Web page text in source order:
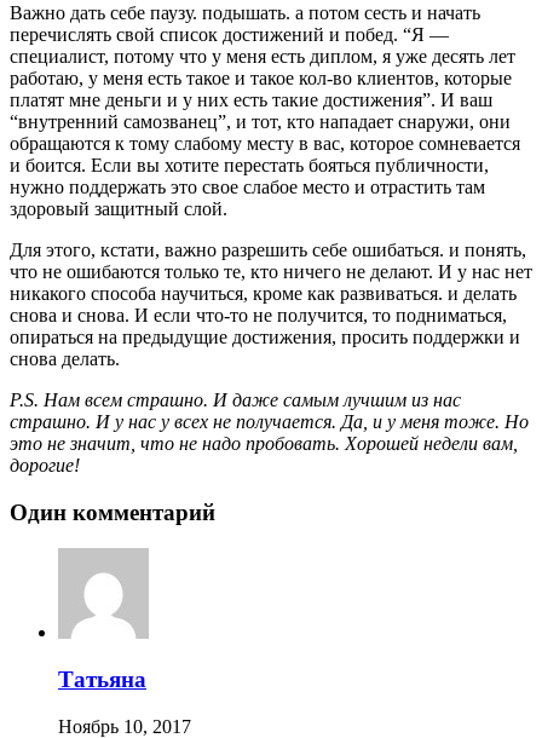
Важно дать себе паузу. подышать. а потом сесть и начать
перечислять свой список достижений и побед. “Я —
специалист, потому что у меня есть диплом, я уже десять лет
работаю, у меня есть такое и такое кол-во клиентов, которые
платят мне деньги и у них есть такие достижения”. И ваш
“внутренний самозванец”, и тот, кто нападает снаружи, они
обращаются к тому слабому месту в вас, которое сомневается
и боится. Если вы хотите перестать бояться публичности,
нужно поддержать это свое слабое место и отрастить там
здоровый защитный слой.
Для этого, кстати, важно разрешить себе ошибаться. и понять,
что не ошибаются только те, кто ничего не делают. И у нас нет
никакого способа научиться, кроме как развиваться. и делать
снова и снова. И если что-то не получится, то подниматься,
опираться на предыдущие достижения, просить поддержки и
снова делать.
P.S. Нам всем страшно. И даже самым лучшим из нас
страшно. И у нас у всех не получается. Да, и у меня тоже. Но
это не значит, что не надо пробовать. Хорошей недели вам,
дорогие!
Один комментарий
Татьяна
Ноябрь 10, 2017